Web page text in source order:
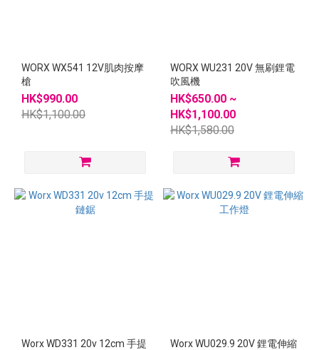
WORX WX541 12V肌肉按摩
槍
HK$990.00
HK$1,100.00
WORX WU231 20V 無刷鋰電
吹風機
HK$650.00 ~
HK$1,100.00
HK$1,580.00
Worx WD331 20v 12cm 手提
Worx WU029.9 20V 鋰電伸縮